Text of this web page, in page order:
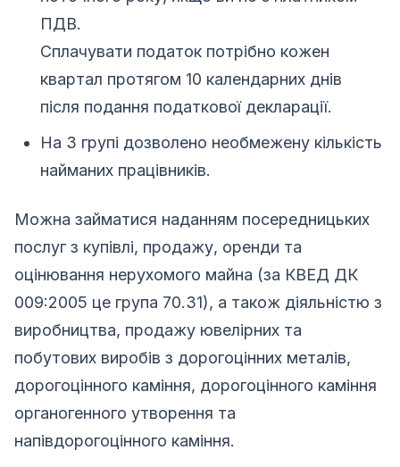
ПДВ.
Сплачувати податок потрібно кожен
квартал протягом 10 календарних днів
після подання податкової декларації.
На 3 групі дозволено необмежену кількість
найманих працівників.
Можна займатися наданням посередницьких
послуг з купівлі, продажу, оренди та
оцінювання нерухомого майна (зa КВЕД ДК
009:2005 це група 70.31), а також діяльністю з
виробництва, продажу ювелірних та
побутових виробів з дорогоцінних металів,
дорогоцінного каміння, дорогоцінного каміння
органогенного утворення тa
напівдорогоцінного каміння.